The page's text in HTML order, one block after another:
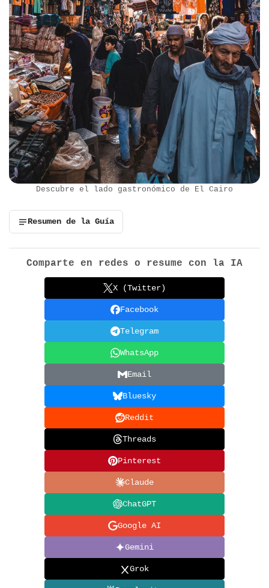
Descubre el lado gastronómico de El Cairo
Resumen de la Guía
Comparte en redes o resume con la IA
X (Twitter)
Facebook
Telegram
WhatsApp
Email
Bluesky
Reddit
Threads
Pinterest
Claude
ChatGPT
Google AI
Gemini
Grok